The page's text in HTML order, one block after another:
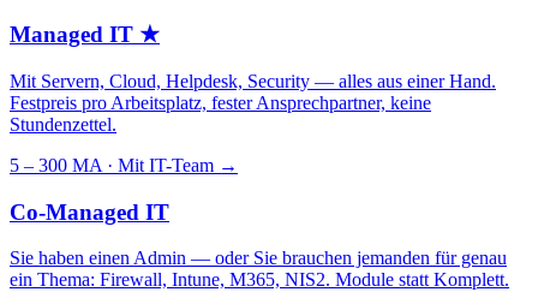
Managed IT ★
Mit Servern, Cloud, Helpdesk, Security — alles aus einer Hand.
Festpreis pro Arbeitsplatz, fester Ansprechpartner, keine
Stundenzettel.
5 – 300 MA · Mit IT-Team →
Co-Managed IT
Sie haben einen Admin — oder Sie brauchen jemanden für genau
ein Thema: Firewall, Intune, M365, NIS2. Module statt Komplett.